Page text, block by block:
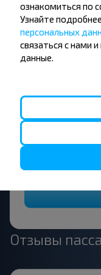
Хотите
дешевле?
другие
Подпишись на
путешествуй с
Отзывы
ознакомиться по
Узнайте
персональных
связаться с нами
данные.